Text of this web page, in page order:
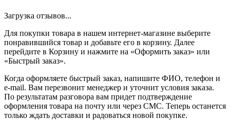
Загрузка отзывов...
Для покупки товара в нашем интернет-магазине выберите
понравившийся товар и добавьте его в корзину. Далее
перейдите в Корзину и нажмите на «Оформить заказ» или
«Быстрый заказ».
Когда оформляете быстрый заказ, напишите ФИО, телефон и
e-mail. Вам перезвонит менеджер и уточнит условия заказа.
По результатам разговора вам придет подтверждение
оформления товара на почту или через СМС. Теперь останется
только ждать доставки и радоваться новой покупке.